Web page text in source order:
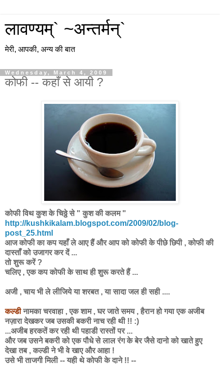
लावण्यम्` ~अन्तर्मन्`
मेरी, आपकी, अन्य की बात
Wednesday, March 4, 2009
कोफी -- कहाँ से आयी ?
कोफी विथ कुश के चिठ्ठे से " कुश की कलम "
http://kushkikalam.blogspot.com/2009/02/blog-
post_25.html
आज कोफी का कप यहाँ ले आए हैं और आप को कोफी के पीछे छिपी , कोफी की
दास्ताँ को उजागर कर दें ...
तो शुरू करें ?
चलिए , एक कप कोफी के साथ ही शुरू करते हैं ...
अजी , चाय भी ले लीजिये या शरबत , या सादा जल ही सही ....
कल्डीनामका चरवाहा , एक शाम , घर जाते समय , हैरान हो गया एक अजीब
नज़ारा देखकर जब उसकी बकरी नाच रही थी !! :)
...अजीब हरकतें कर रही थी पहाडी रास्तों पर ...
और जब उसने बकरी को एक पौधे से लाल रंग के बेर जैसे दानो को खाते हुए
देखा तब , कल्डी ने भी वे खाए और आहा !
उसे भी ताजगी मिली -- यही थे कोफी के दाने !! --